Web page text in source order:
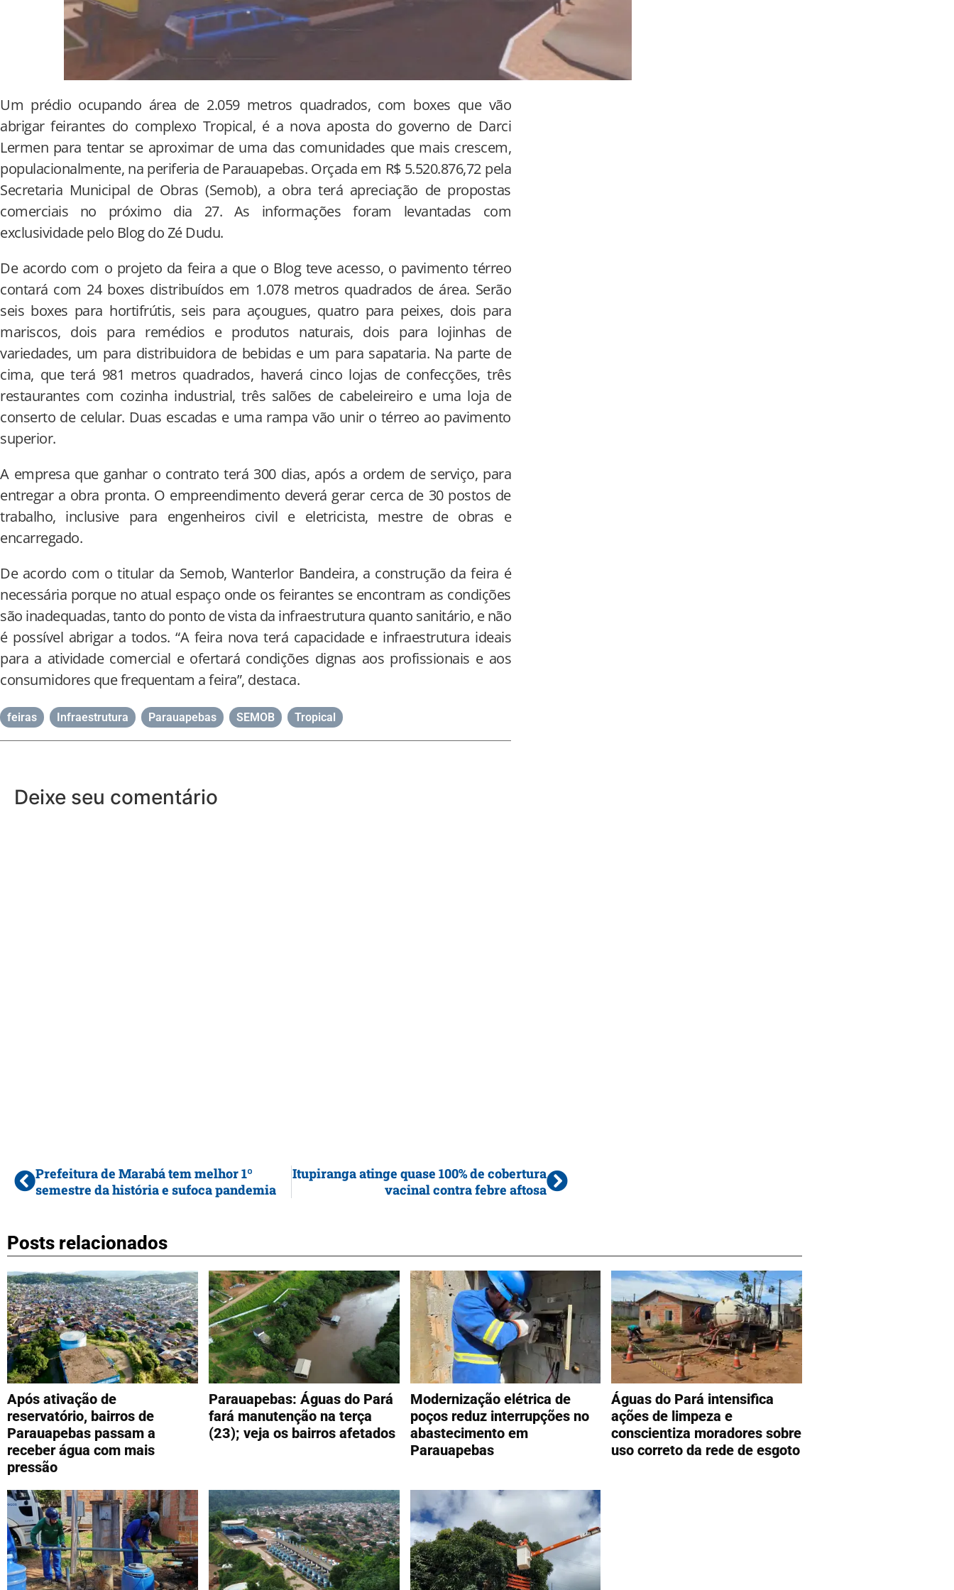
Um prédio ocupando área de 2.059 metros quadrados, com boxes que vão
abrigar feirantes do complexo Tropical, é a nova aposta do governo de Darci
Lermen para tentar se aproximar de uma das comunidades que mais crescem,
populacionalmente, na periferia de Parauapebas. Orçada em R$ 5.520.876,72 pela
Secretaria Municipal de Obras (Semob), a obra terá apreciação de propostas
comerciais no próximo dia 27. As informações foram levantadas com
exclusividade pelo Blog do Zé Dudu.
De acordo com o projeto da feira a que o Blog teve acesso, o pavimento térreo
contará com 24 boxes distribuídos em 1.078 metros quadrados de área. Serão
seis boxes para hortifrútis, seis para açougues, quatro para peixes, dois para
mariscos, dois para remédios e produtos naturais, dois para lojinhas de
variedades, um para distribuidora de bebidas e um para sapataria. Na parte de
cima, que terá 981 metros quadrados, haverá cinco lojas de confecções, três
restaurantes com cozinha industrial, três salões de cabeleireiro e uma loja de
conserto de celular. Duas escadas e uma rampa vão unir o térreo ao pavimento
superior.
A empresa que ganhar o contrato terá 300 dias, após a ordem de serviço, para
entregar a obra pronta. O empreendimento deverá gerar cerca de 30 postos de
trabalho, inclusive para engenheiros civil e eletricista, mestre de obras e
encarregado.
De acordo com o titular da Semob, Wanterlor Bandeira, a construção da feira é
necessária porque no atual espaço onde os feirantes se encontram as condições
são inadequadas, tanto do ponto de vista da infraestrutura quanto sanitário, e não
é possível abrigar a todos. “A feira nova terá capacidade e infraestrutura ideais
para a atividade comercial e ofertará condições dignas aos profissionais e aos
consumidores que frequentam a feira”, destaca.
feiras Infraestrutura Parauapebas SEMOB Tropical
Deixe seu comentário
Prefeitura de Marabá tem melhor 1º
semestre da história e sufoca pandemia
Itupiranga atinge quase 100% de cobertura
vacinal contra febre aftosa
Posts relacionados
Após ativação de
reservatório, bairros de
Parauapebas passam a
receber água com mais
pressão
Parauapebas: Águas do Pará
fará manutenção na terça
(23); veja os bairros afetados
Modernização elétrica de
poços reduz interrupções no
abastecimento em
Parauapebas
Águas do Pará intensifica
ações de limpeza e
conscientiza moradores sobre
uso correto da rede de esgoto